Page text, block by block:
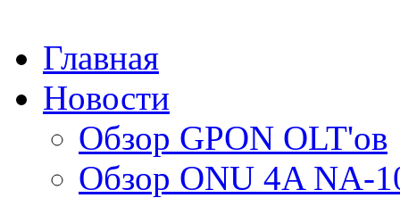
Главная
Новости
Обзор GPON OLT'ов
Обзор ONU 4A NA-